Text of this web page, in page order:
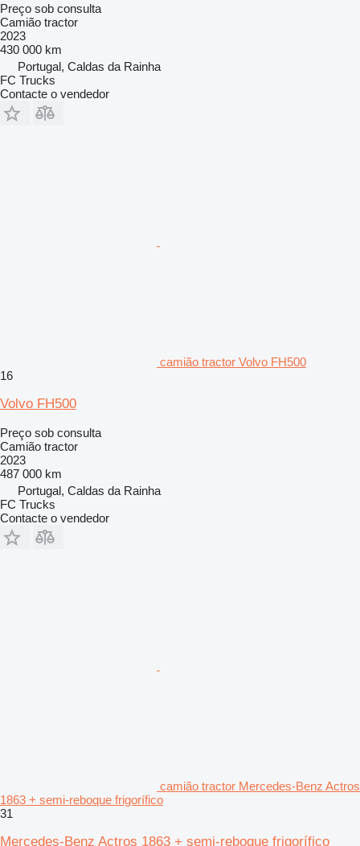
Preço sob consulta
Camião tractor
2023
430 000 km
Portugal, Caldas da Rainha
FC Trucks
Contacte o vendedor
camião tractor Volvo FH500
16
Volvo FH500
Preço sob consulta
Camião tractor
2023
487 000 km
Portugal, Caldas da Rainha
FC Trucks
Contacte o vendedor
camião tractor Mercedes-Benz Actros
1863 + semi-reboque frigorífico
31
Mercedes-Benz Actros 1863 + semi-reboque frigorífico